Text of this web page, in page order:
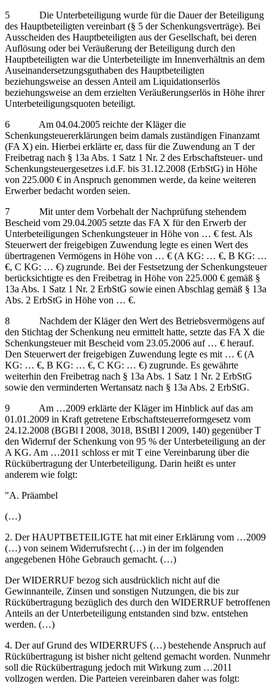
5 Die Unterbeteiligung wurde für die Dauer der Beteiligung
des Hauptbeteiligten vereinbart (§ 5 der Schenkungsverträge). Bei
Ausscheiden des Hauptbeteiligten aus der Gesellschaft, bei deren
Auflösung oder bei Veräußerung der Beteiligung durch den
Hauptbeteiligten war die Unterbeteiligte im Innenverhältnis an dem
Auseinandersetzungsguthaben des Hauptbeteiligten
beziehungsweise an dessen Anteil am Liquidationserlös
beziehungsweise an dem erzielten Veräußerungserlös in Höhe ihrer
Unterbeteiligungsquoten beteiligt.
6 Am 04.04.2005 reichte der Kläger die
Schenkungsteuererklärungen beim damals zuständigen Finanzamt
(FA X) ein. Hierbei erklärte er, dass für die Zuwendung an T der
Freibetrag nach § 13a Abs. 1 Satz 1 Nr. 2 des Erbschaftsteuer- und
Schenkungsteuergesetzes i.d.F. bis 31.12.2008 (ErbStG) in Höhe
von 225.000 € in Anspruch genommen werde, da keine weiteren
Erwerber bedacht worden seien.
7 Mit unter dem Vorbehalt der Nachprüfung stehendem
Bescheid vom 29.04.2005 setzte das FA X für den Erwerb der
Unterbeteiligungen Schenkungsteuer in Höhe von … € fest. Als
Steuerwert der freigebigen Zuwendung legte es einen Wert des
übertragenen Vermögens in Höhe von … € (A KG: … €, B KG: …
€, C KG: … €) zugrunde. Bei der Festsetzung der Schenkungsteuer
berücksichtigte es den Freibetrag in Höhe von 225.000 € gemäß §
13a Abs. 1 Satz 1 Nr. 2 ErbStG sowie einen Abschlag gemäß § 13a
Abs. 2 ErbStG in Höhe von … €.
8 Nachdem der Kläger den Wert des Betriebsvermögens auf
den Stichtag der Schenkung neu ermittelt hatte, setzte das FA X die
Schenkungsteuer mit Bescheid vom 23.05.2006 auf … € herauf.
Den Steuerwert der freigebigen Zuwendung legte es mit … € (A
KG: … €, B KG: … €, C KG: … €) zugrunde. Es gewährte
weiterhin den Freibetrag nach § 13a Abs. 1 Satz 1 Nr. 2 ErbStG
sowie den verminderten Wertansatz nach § 13a Abs. 2 ErbStG.
9 Am …2009 erklärte der Kläger im Hinblick auf das am
01.01.2009 in Kraft getretene Erbschaftsteuerreformgesetz vom
24.12.2008 (BGBl I 2008, 3018, BStBl I 2009, 140) gegenüber T
den Widerruf der Schenkung von 95 % der Unterbeteiligung an der
A KG. Am …2011 schloss er mit T eine Vereinbarung über die
Rückübertragung der Unterbeteiligung. Darin heißt es unter
anderem wie folgt:
"A. Präambel
(…)
2. Der HAUPTBETEILIGTE hat mit einer Erklärung vom …2009
(…) von seinem Widerrufsrecht (…) in der im folgenden
angegebenen Höhe Gebrauch gemacht. (…)
Der WIDERRUF bezog sich ausdrücklich nicht auf die
Gewinnanteile, Zinsen und sonstigen Nutzungen, die bis zur
Rückübertragung bezüglich des durch den WIDERRUF betroffenen
Anteils an der Unterbeteiligung entstanden sind bzw. entstehen
werden. (…)
4. Der auf Grund des WIDERRUFS (…) bestehende Anspruch auf
Rückübertragung ist bisher nicht geltend gemacht worden. Nunmehr
soll die Rückübertragung jedoch mit Wirkung zum …2011
vollzogen werden. Die Parteien vereinbaren daher was folgt: